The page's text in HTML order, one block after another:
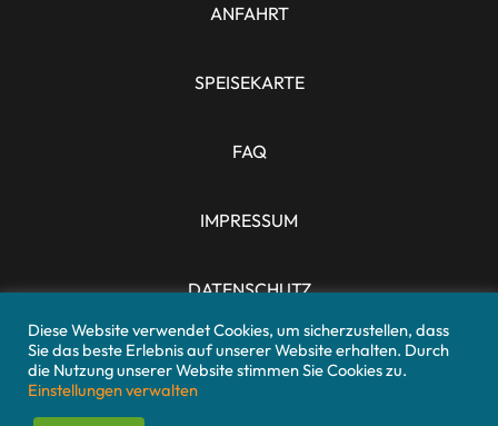
ANFAHRT
SPEISEKARTE
FAQ
IMPRESSUM
DATENSCHUTZ
Diese Website verwendet Cookies, um sicherzustellen, dass
Sie das beste Erlebnis auf unserer Website erhalten. Durch
die Nutzung unserer Website stimmen Sie Cookies zu.
Einstellungen verwalten